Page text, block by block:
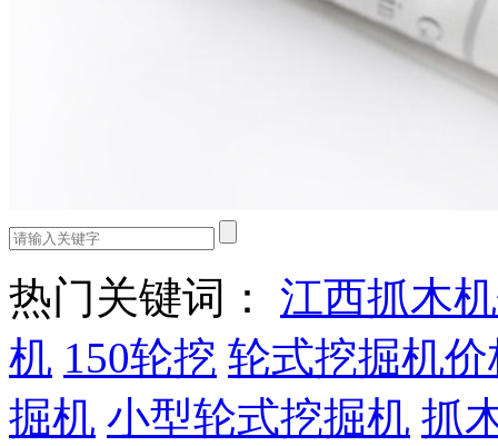
热门关键词： 江西抓木
机 150轮挖 轮式挖掘机
掘机 小型轮式挖掘机 抓